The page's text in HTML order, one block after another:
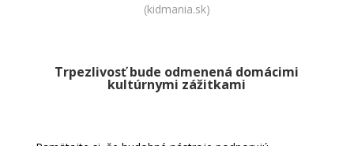
(kidmania.sk)
Trpezlivosť bude odmenená domácimi
kultúrnymi zážitkami